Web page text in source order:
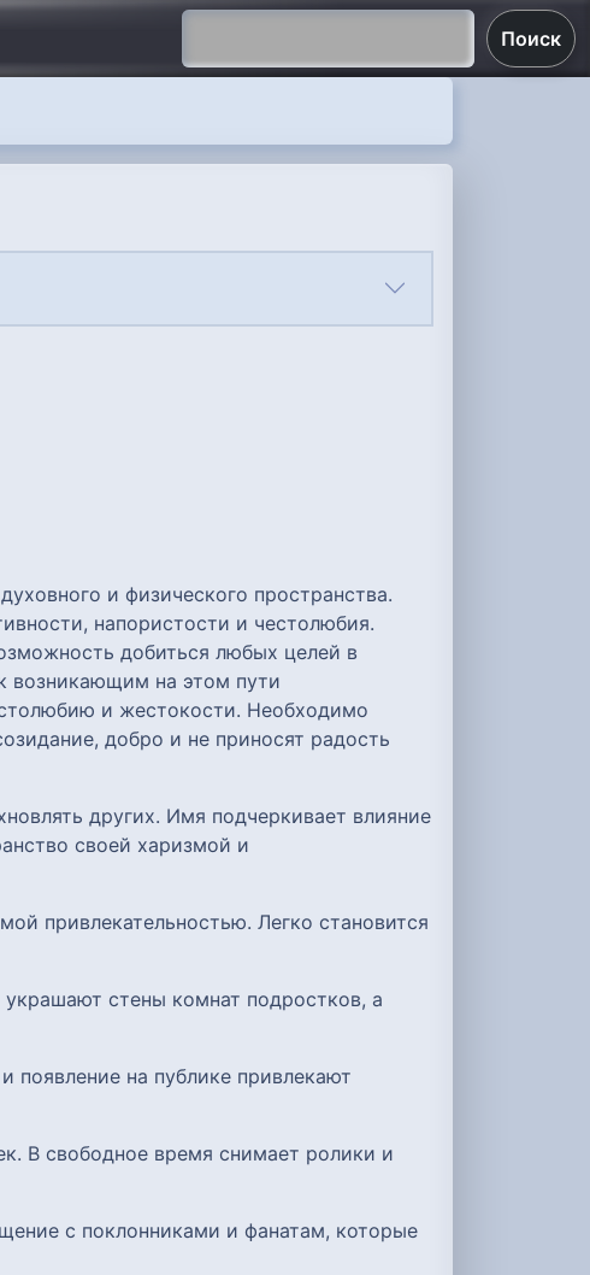
Поиск
и физического пространства.
напористости и честолюбия.
добиться любых целей в
возникающим на этом пути
и жестокости. Необходимо
добро и не приносят радость
других. Имя подчеркивает влияние
своей харизмой и
привлекательностью. Легко становится
стены комнат подростков, а
появление на публике привлекают
В свободное время снимает ролики и
с поклонниками и фанатам, которые